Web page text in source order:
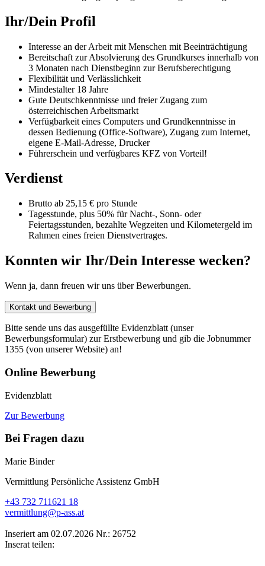
Ihr/Dein Profil
Interesse an der Arbeit mit Menschen mit Beeinträchtigung
Bereitschaft zur Absolvierung des Grundkurses innerhalb von
3 Monaten nach Dienstbeginn zur Berufsberechtigung
Flexibilität und Verlässlichkeit
Mindestalter 18 Jahre
Gute Deutschkenntnisse und freier Zugang zum
österreichischen Arbeitsmarkt
Verfügbarkeit eines Computers und Grundkenntnisse in
dessen Bedienung (Office-Software), Zugang zum Internet,
eigene E-Mail-Adresse, Drucker
Führerschein und verfügbares KFZ von Vorteil!
Verdienst
Brutto ab 25,15 € pro Stunde
Tagesstunde, plus 50% für Nacht-, Sonn- oder
Feiertagsstunden, bezahlte Wegzeiten und Kilometergeld im
Rahmen eines freien Dienstvertrages.
Konnten wir Ihr/Dein Interesse wecken?
Wenn ja, dann freuen wir uns über Bewerbungen.
Kontakt und Bewerbung
Bitte sende uns das ausgefüllte Evidenzblatt (unser
Bewerbungsformular) zur Erstbewerbung und gib die Jobnummer
1355 (von unserer Website) an!
Online Bewerbung
Evidenzblatt
Zur Bewerbung
Bei Fragen dazu
Marie Binder
Vermittlung Persönliche Assistenz GmbH
+43 732 711621 18
vermittlung@p-ass.at
Inseriert am 02.07.2026 Nr.: 26752
Inserat teilen: